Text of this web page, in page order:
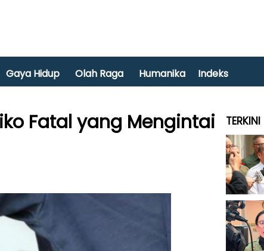
Gaya Hidup Olah Raga Humanika Indeks
Fatal yang Mengintai
TERKINI